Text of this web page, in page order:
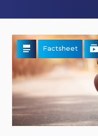
n
v
g
a
t
e
S
Factsheet
a
t
i
e
a
v
i
g
a
o
g
g
e
n